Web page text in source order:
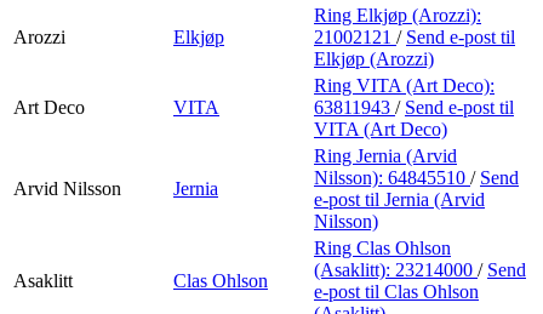
Arozzi Elkjøp
Ring Elkjøp (Arozzi):
21002121 / Send e-post til
Elkjøp (Arozzi)
Art Deco VITA
Ring VITA (Art Deco):
63811943 / Send e-post til
VITA (Art Deco)
Arvid Nilsson Jernia
Ring Jernia (Arvid
Nilsson): 64845510 / Send
e-post til Jernia (Arvid
Nilsson)
Asaklitt Clas Ohlson
Ring Clas Ohlson
(Asaklitt): 23214000 / Send
e-post til Clas Ohlson